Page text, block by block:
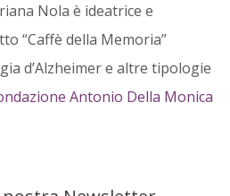
Nola è ideatrice e
“Caffè della Memoria”
d’Alzheimer e altre tipologie
Antonio Della Monica